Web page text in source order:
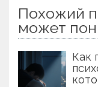
Похожий
может
Как